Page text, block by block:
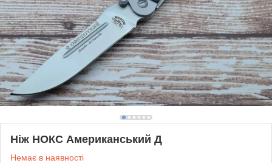
Ніж НОКС Американський Д
Немає в наявності